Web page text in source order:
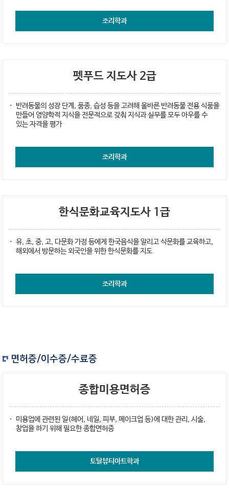
조리학과
펫푸드 지도사 2급
반려동물의 성장 단계, 품종, 습성 등을 고려해 올바른 반려동물 전용 식품을
만들어 영양학적 지식을 전문적으로 갖춰 지식과 실무를 모두 아우를 수
있는 자격을 평가
조리학과
한식문화교육지도사 1급
유, 초, 중, 고, 다문화 가정 등에게 한국음식을 알리고 식문화를 교육하고,
해외에서 방문하는 외국인을 위한 한식문화를 지도
조리학과
면허증/이수증/수료증
종합미용면허증
미용업에 관련된 일(헤어, 네일, 피부, 메이크업 등)에 대한 관리, 시술,
창업을 하기 위해 필요한 종합면허증
토탈뷰티아트학과